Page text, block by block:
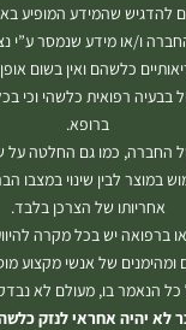
להדגיש שהמידע המופיע
ו/או מידע שנמסר ע”י
כלשהם ואין בשום
רפואית כלשהי וכי
ברופא.
החברה, כמו גם החלטה על
במוצר לבין שינוי במצבו
אחריותו של הצרכן בלבד.
ברפואה יש בכל מקרה
ומהימנים של אנשי מקצוע
הנאמר בו, מעולם לא
לא יהיה אחראי לנזק